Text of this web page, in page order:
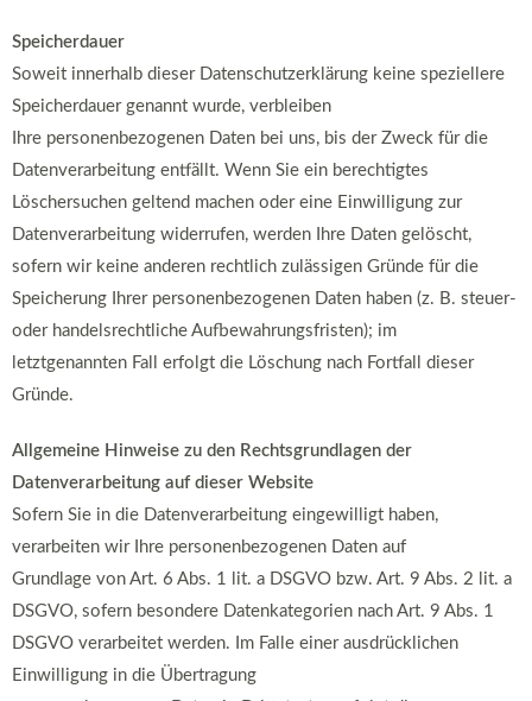
Speicherdauer
Soweit innerhalb dieser Datenschutzerklärung keine speziellere
Speicherdauer genannt wurde, verbleiben
Ihre personenbezogenen Daten bei uns, bis der Zweck für die
Datenverarbeitung entfällt. Wenn Sie ein berechtigtes
Löschersuchen geltend machen oder eine Einwilligung zur
Datenverarbeitung widerrufen, werden Ihre Daten gelöscht,
sofern wir keine anderen rechtlich zulässigen Gründe für die
Speicherung Ihrer personenbezogenen Daten haben (z. B. steuer-
oder handelsrechtliche Aufbewahrungsfristen); im
letztgenannten Fall erfolgt die Löschung nach Fortfall dieser
Gründe.
Allgemeine Hinweise zu den Rechtsgrundlagen der
Datenverarbeitung auf dieser Website
Sofern Sie in die Datenverarbeitung eingewilligt haben,
verarbeiten wir Ihre personenbezogenen Daten auf
Grundlage von Art. 6 Abs. 1 lit. a DSGVO bzw. Art. 9 Abs. 2 lit. a
DSGVO, sofern besondere Datenkategorien nach Art. 9 Abs. 1
DSGVO verarbeitet werden. Im Falle einer ausdrücklichen
Einwilligung in die Übertragung